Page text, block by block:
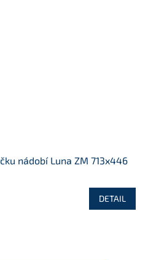
nádobí Luna ZM 713x446
DETAIL